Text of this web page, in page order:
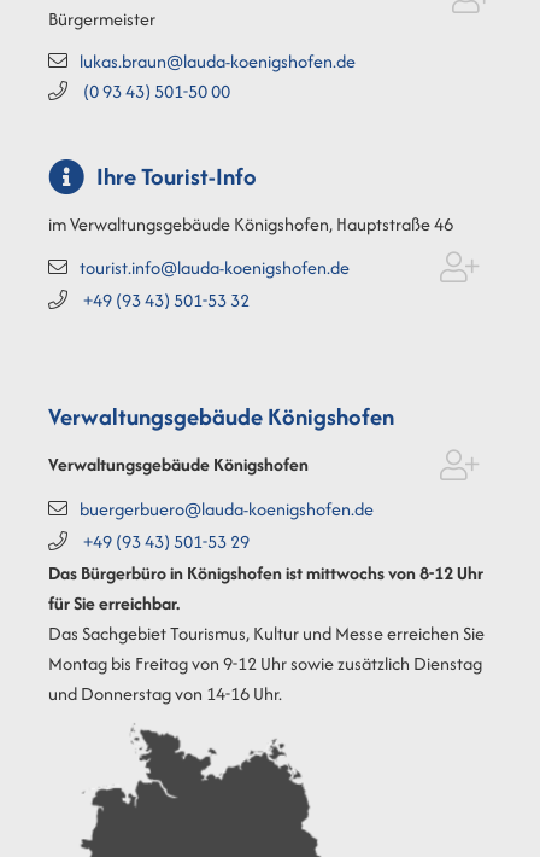
Bürgermeister
lukas.braun@lauda-koenigshofen.de
(09343) 501-5000
Ihre Tourist-Info
im Verwaltungsgebäude Königshofen, Hauptstraße 46
tourist.info@lauda-koenigshofen.de
+49 (9343) 501-5332
Verwaltungsgebäude Königshofen
Verwaltungsgebäude Königshofen
buergerbuero@lauda-koenigshofen.de
+49 (9343) 501-5329
Das Bürgerbüro in Königshofen ist mittwochs von 8-12 Uhr
für Sie erreichbar.
Das Sachgebiet Tourismus, Kultur und Messe erreichen Sie
Montag bis Freitag von 9-12 Uhr sowie zusätzlich Dienstag
und Donnerstag von 14-16 Uhr.